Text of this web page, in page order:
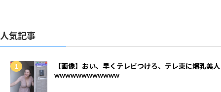
人気記事
【画像】おい、早くテレビつけろ、テレ東に爆乳美人
wwwwwwwwwwww